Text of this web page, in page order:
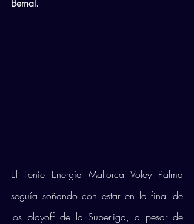
Bernal.
El Feníe Energía Mallorca Voley Palma
seguía soñando con estar en la final de
los playoff de la Superliga, a pesar de